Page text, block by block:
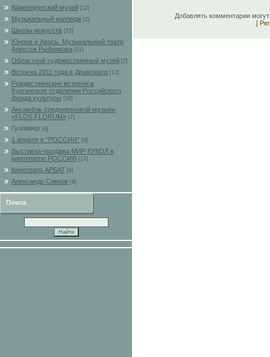
Краеведческий музей [12]
Музыкальный колледж [2]
Школы искусств [15]
Юнона и Авось. Музыкальный театр
Алексея Рыбникова
[21]
Областной художественный музей [2]
Встреча 2011 года в Драмтеатр [12]
Рождественские встречи в
Курганском отделении Российского
фонда культуры
[33]
Ансамбль средневековой музыки
«FLOS FLORUM» [7]
Гулливер [4]
1 апреля в "РОССИИ" [8]
Выставка-продажа МИР КУКОЛ в
кинотеатре РОССИЯ
[17]
Кинотеатр АРБАТ [6]
Александр Сивков [6]
Поиск
Добавлять комментарии
[